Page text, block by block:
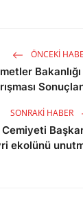
ÖNCEKI
SONRAKI HABER
ekolünü